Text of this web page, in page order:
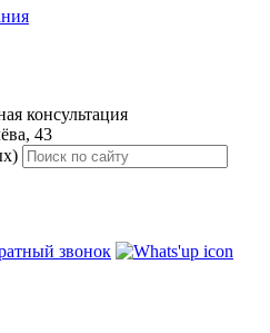
консультация
43
звонок